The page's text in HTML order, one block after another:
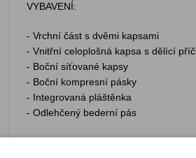
VYBAVENÍ:
- Vrchní část s dvěmi kapsami
- Vnitřní celoplošná kapsa s dělící
- Boční síťované kapsy
- Boční kompresní pásky
- Integrovaná pláštěnka
- Odlehčený bederní pás